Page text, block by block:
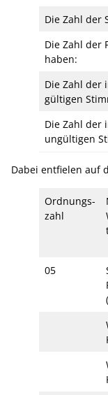
Die Zahl der
Die Zahl der
haben:
Die Zahl der
gültigen
Die Zahl der
ungültigen
Dabei entfielen auf
Ordnungs-
zahl
05